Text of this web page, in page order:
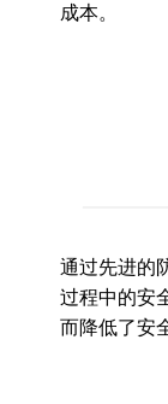
成本。
通过先进的
过程中的安
而降低了安